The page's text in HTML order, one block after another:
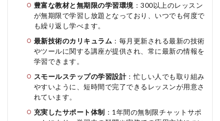
す
い
バ
ク
豊富な教材と無期限の学習環境：300以上のレッスン
が無期限で学習し放題となっており、いつでも何度で
も繰り返し学べます。
最新技術のカリキュラム ：毎月更新される最新の技術
やツールに関する講座が提供され、常に最新の情報を
学習できます。
スモールステップの学習設計：忙しい人でも取り組み
やすいように、短時間で完了できるレッスンが用意さ
れています。
充実したサポート体制 ：1年間の無制限チャットサポ